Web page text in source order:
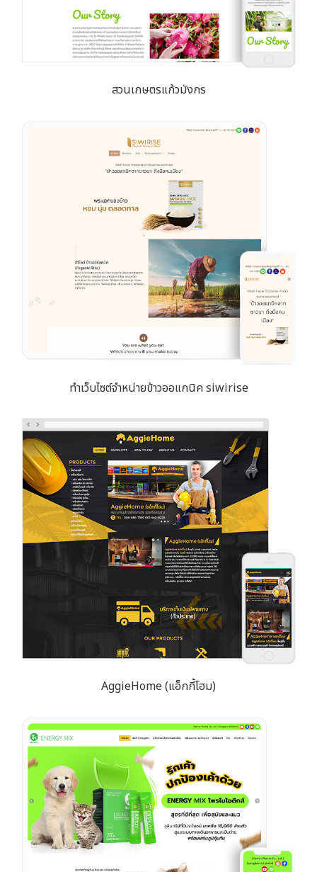
สวนเกษตรแก้วมังกร
ทำเว็บไซต์จำหน่ายข้าวออแกนิค siwirise
AggieHome (แอ็กกี้โฮม)